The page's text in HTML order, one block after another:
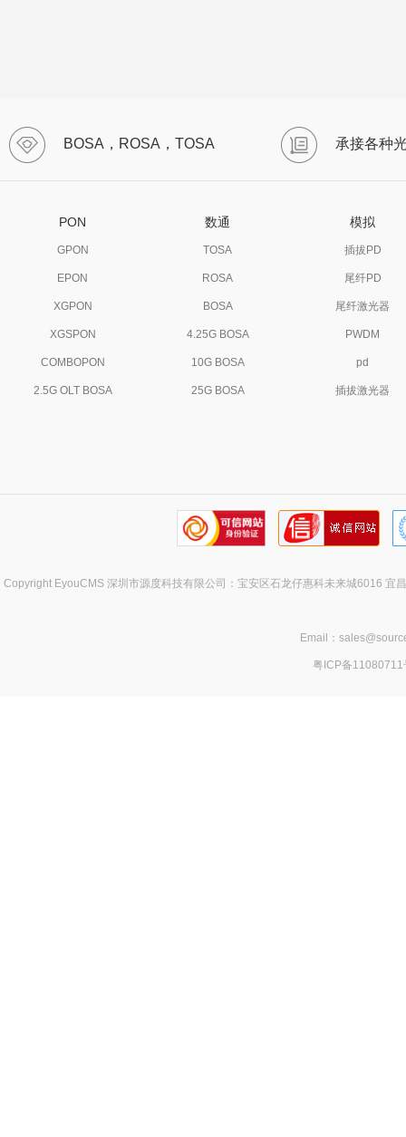
BOSA，ROSA，TOSA 承接各种
PON
GPON
EPON
XGPON
XGSPON
COMBOPON
2.5G OLT BOSA
数通
TOSA
ROSA
BOSA
4.25G BOSA
10G BOSA
25G BOSA
模拟
插拔PD
尾纤PD
尾纤激光器
PWDM
pd
插拔激光器
Copyright EyouCMS 深圳市源度科技有限公司：宝安区石龙仔惠科未来城6016 宜
Email：
粤ICP备11080711